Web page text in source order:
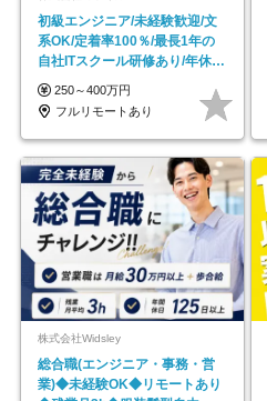
初級エンジニア/未経験歓迎/文
系OK/定着率100％/最長1年の
自社ITスクール研修あり/年休
130日
250～400万円
フルリモートあり
株式会社Widsley
総合職(エンジニア・事務・営
業)◆未経験OK◆リモートあり